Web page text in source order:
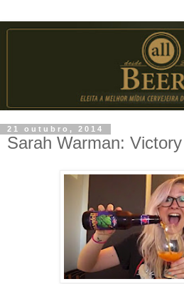
21 outubro, 2014
Sarah Warman: